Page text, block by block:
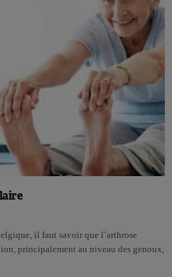
il faut savoir que l’arthrose
principalement au niveau des genoux,